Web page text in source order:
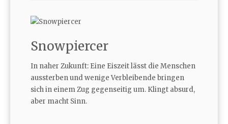
Snowpiercer
In naher Zukunft: Eine Eiszeit lässt die Menschen
aussterben und wenige Verbleibende bringen
sich in einem Zug gegenseitig um. Klingt absurd,
aber macht Sinn.